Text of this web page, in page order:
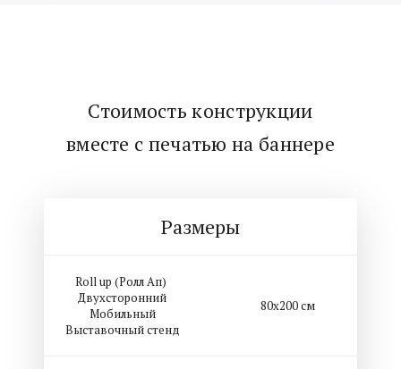
Стоимость конструкции
вместе с печатью на баннере
Размеры
Roll up (Ролл Ап)
Двухсторонний
Мобильный
Выставочный стенд
80х200 см